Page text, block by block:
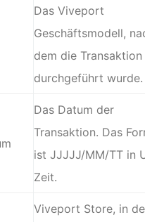
Das Viveport
Geschäftsmodell,
dem die Transaktion
durchgeführt wurde.
Das Datum der
Transaktion. Das
ist JJJJJ/MM/TT in
Zeit.
Viveport Store, in